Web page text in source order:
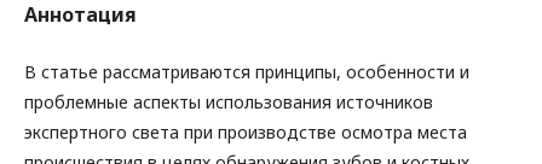
Аннотация
В статье рассматриваются принципы, особенности и
проблемные аспекты использования источников
экспертного света при производстве осмотра места